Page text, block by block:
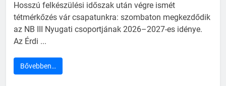
Hosszú felkészülési időszak után végre ismét
tétmérkőzés vár csapatunkra: szombaton megkezdődik
az NB III Nyugati csoportjának 2026–2027-es idénye.
Az Érdi ...
Bővebben…